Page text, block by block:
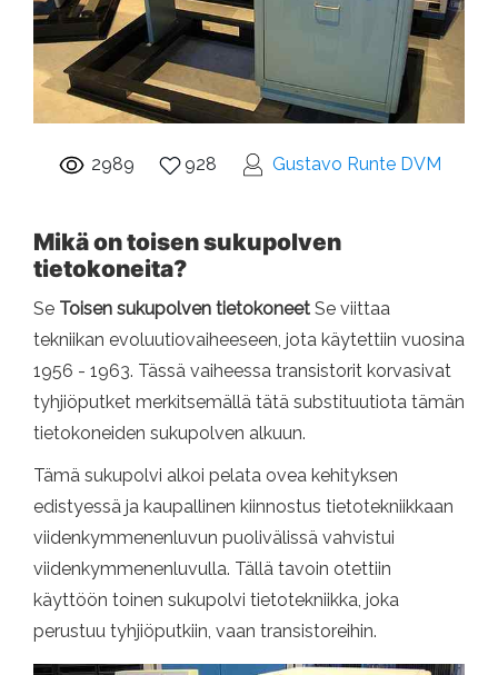
2989 928 Gustavo Runte DVM
Mikä on toisen sukupolven
tietokoneita?
Se Toisen sukupolven tietokoneet Se viittaa
tekniikan evoluutiovaiheeseen, jota käytettiin vuosina
1956 - 1963. Tässä vaiheessa transistorit korvasivat
tyhjiöputket merkitsemällä tätä substituutiota tämän
tietokoneiden sukupolven alkuun.
Tämä sukupolvi alkoi pelata ovea kehityksen
edistyessä ja kaupallinen kiinnostus tietotekniikkaan
viidenkymmenenluvun puolivälissä vahvistui
viidenkymmenenluvulla. Tällä tavoin otettiin
käyttöön toinen sukupolvi tietotekniikka, joka
perustuu tyhjiöputkiin, vaan transistoreihin.